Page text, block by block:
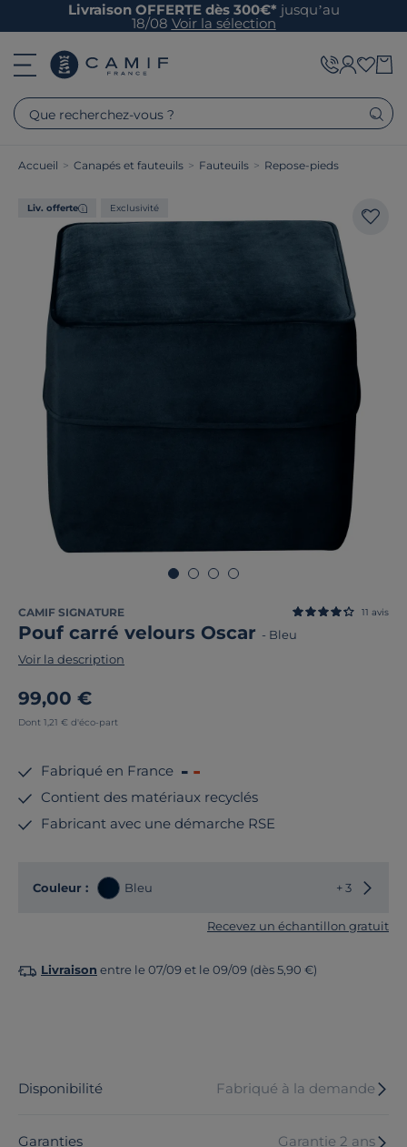
Livraison OFFERTE dès 300€* jusqu’au
18/08 Voir la sélection
Que recherchez-vous ?
Accueil > Canapés et fauteuils > Fauteuils > Repose-pieds
Liv. offerte Exclusivité
CAMIF SIGNATURE
Pouf carré velours Oscar - Bleu
11 avis
Voir la description
99,00 €
Dont 1,21 € d'éco-part
Fabriqué en France
Contient des matériaux recyclés
Fabricant avec une démarche RSE
Couleur : Bleu + 3
Recevez un échantillon gratuit
Livraison entre le 07/09 et le 09/09 (dès 5,90 €)
Disponibilité Fabriqué à la demande
Garanties Garantie 2 ans